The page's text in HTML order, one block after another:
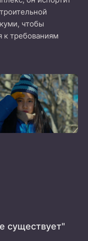
чтобы
к требованиям
существует"